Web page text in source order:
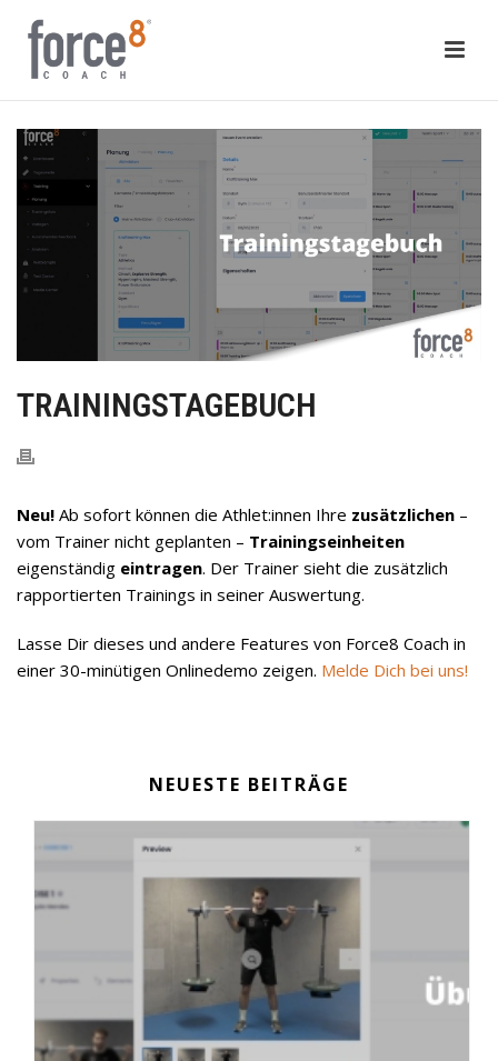
TRAININGSTAGEBUCH
Neu! Ab sofort können die Athlet:innen Ihre zusätzlichen –
vom Trainer nicht geplanten – Trainingseinheiten
eigenständig eintragen. Der Trainer sieht die zusätzlich
rapportierten Trainings in seiner Auswertung.
Lasse Dir dieses und andere Features von Force8 Coach in
einer 30-minütigen Onlinedemo zeigen. Melde Dich bei uns!
NEUESTE BEITRÄGE